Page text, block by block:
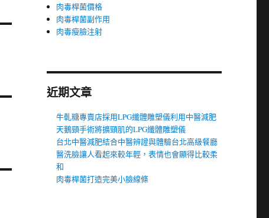
肉毒桿菌價格
肉毒桿菌副作用
肉毒瘦臉注射
近期文章
牛軋糖專賣店採用LPG纖體雕塑儀利用中醫減肥
天鵝頸手術將擴頸肌的LPG纖體雕塑儀
台北中醫減肥結合中醫辨證與體驗台北高級餐廳
醫洗臉讓人看起來較年輕，表情也會顯得比較柔
和
肉毒桿菌打造完美小臉線條